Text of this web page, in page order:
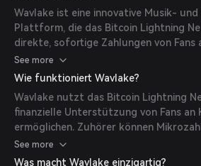
Wavlake ist eine innovative Musik-
Plattform, die das Bitcoin Lightning
direkte, sofortige Zahlungen von Fans
ermöglichen. Durch die Einführung
Modells erlaubt Wavlake den
direkt an die Kreativen zu senden
finanzielle Vermittler zu umgehen.
Ansatz stellt sicher, dass Künstler
erhalten und gleichzeitig eine engere
Publikum gefördert wird.
See more
Wie funktioniert Wavlake?
Wavlake nutzt das Bitcoin Lightning
finanzielle Unterstützung von Fans an
ermöglichen. Zuhörer können
'Zaps', in Bitcoin an die Kreativen
unterstützen. Dieses Peer-to-Peer-
See more
Was macht Wavlake einzigartig?